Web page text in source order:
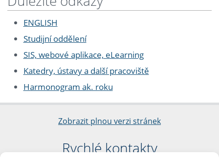
ENGLISH
Studijní oddělení
SIS, webové aplikace, eLearning
Katedry, ústavy a další pracoviště
Harmonogram ak. roku
Zobrazit plnou verzi stránek
Rychlé kontakty